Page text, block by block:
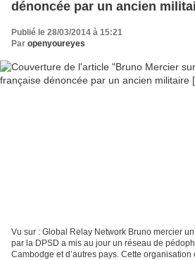
dénoncée par un ancien
Publié le 28/03/2014 à 15:21
Par openyoureyes
Vu sur : Global Relay Network Bruno mercier
par la DPSD a mis au jour un réseau de
Cambodge et d’autres pays. Cette